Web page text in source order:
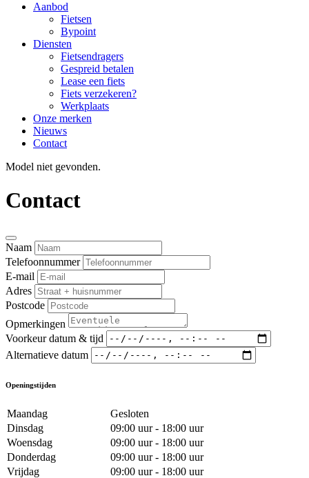
Aanbod
Fietsen
Bypoint
Diensten
Fietsendragers
Gespreid betalen
Lease een fiets
Fiets verzekeren?
Werkplaats
Onze merken
Nieuws
Contact
Model niet gevonden.
Contact
Naam
Telefoonnummer
E-mail
Adres
Postcode
Opmerkingen
Voorkeur datum & tijd
Alternatieve datum
Openingstijden
Maandag
Gesloten
Dinsdag
09:00 uur - 18:00 uur
Woensdag
09:00 uur - 18:00 uur
Donderdag
09:00 uur - 18:00 uur
Vrijdag
09:00 uur - 18:00 uur